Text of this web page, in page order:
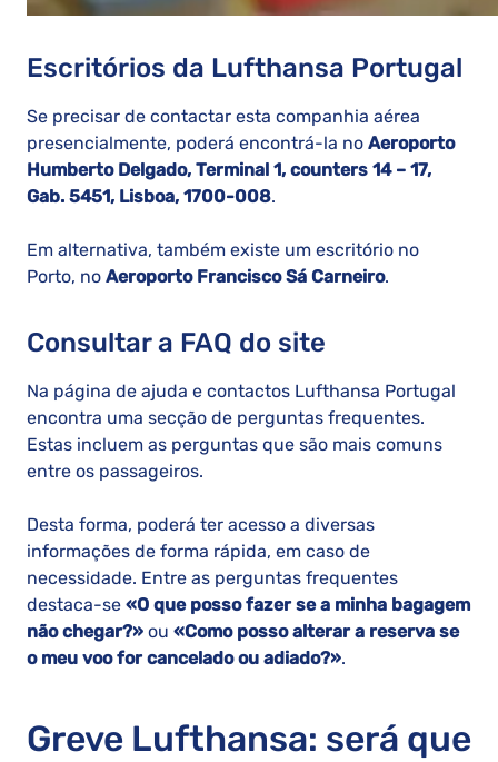
Escritórios da Lufthansa Portugal
Se precisar de contactar esta companhia aérea
presencialmente, poderá encontrá-la no Aeroporto
Humberto Delgado, Terminal 1, counters 14 – 17,
Gab. 5451, Lisboa, 1700-008.
Em alternativa, também existe um escritório no
Porto, no Aeroporto Francisco Sá Carneiro.
Consultar a FAQ do site
Na página de ajuda e contactos Lufthansa Portugal
encontra uma secção de perguntas frequentes.
Estas incluem as perguntas que são mais comuns
entre os passageiros.
Desta forma, poderá ter acesso a diversas
informações de forma rápida, em caso de
necessidade. Entre as perguntas frequentes
destaca-se «O que posso fazer se a minha bagagem
não chegar?» ou «Como posso alterar a reserva se
o meu voo for cancelado ou adiado?».
Greve Lufthansa: será que